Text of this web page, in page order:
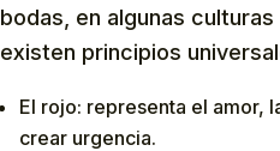
bodas, en algunas
existen principios
El rojo: representa el amor,
crear urgencia.